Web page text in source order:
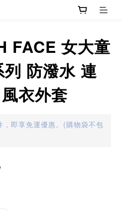
FACE 女大童
防潑水 連
衣外套
即享免運優惠。(購物袋不包